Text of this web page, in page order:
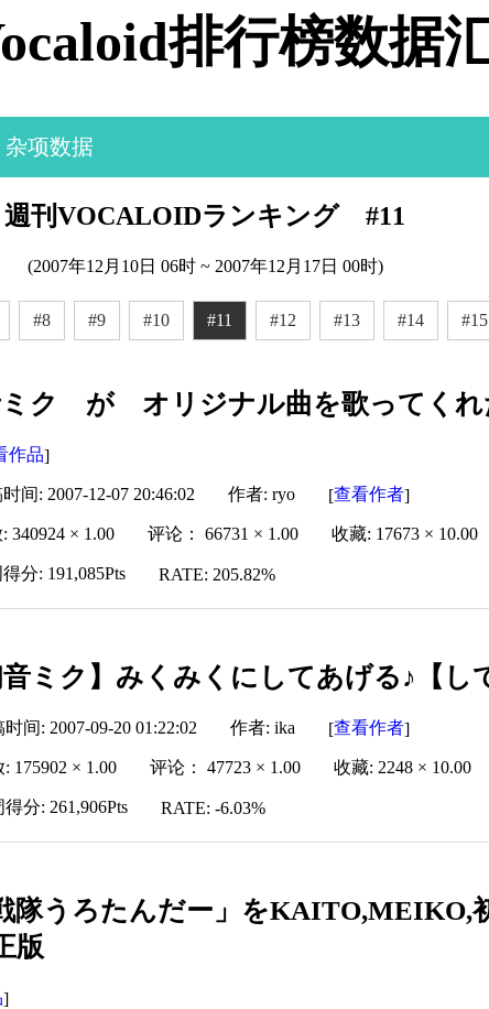
排行榜数据
杂项数据
週刊VOCALOIDランキング #11
(2007年12月10日 06时 ~ 2007年12月17日 00时)
#8 #9 #10 #11 #12 #13 #14 #15
ク が オリジナル曲を歌ってくれ
作品]
间: 2007-12-07 20:46:02 作者: ryo [查看作者]
340924 × 1.00 评论： 66731 × 1.00 收藏: 17673 × 10.00
得分: 191,085Pts RATE: 205.82%
音ミク】みくみくにしてあげる♪【し
间: 2007-09-20 01:22:02 作者: ika [查看作者]
175902 × 1.00 评论： 47723 × 1.00 收藏: 2248 × 10.00
得分: 261,906Pts RATE: -6.03%
隊うろたんだー」をKAITO,MEIKO,
版
]